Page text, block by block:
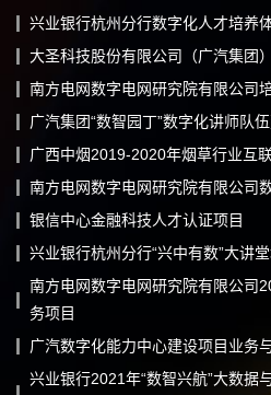
兴业银行杭州分行数字化人才培养
大圣科技股份有限公司（广汽集团
南方电网数字电网研究院有限公司
广汽集团“数智园丁”数字化讲师队
广西中烟2019-2020年烟草行业互
南方电网数字电网研究院有限公司
银信中心金融科技人才认证项目
兴业银行杭州分行“兴中有数”大讲
南方电网数字电网研究院有限公司
务项目
广汽数字化能力中心建设项目业务
兴业银行2021年“数智兴航”大数据